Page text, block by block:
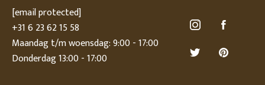
[email protected]
+31 6 23 62 15 58
Maandag t/m woensdag: 9:00 - 17:00
Donderdag 13:00 - 17:00